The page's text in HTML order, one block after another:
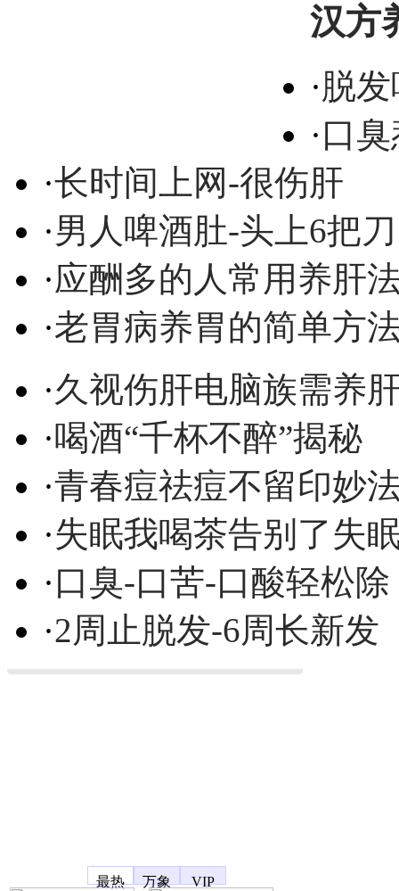
汉方
·脱
·口
·长时间上网-很伤肝
·男人啤酒肚-头上6把刀
·应酬多的人常用养肝
·老胃病养胃的简单方
·久视伤肝电脑族需养
·喝酒“千杯不醉”揭秘
·青春痘祛痘不留印妙
·失眠我喝茶告别了失
·口臭-口苦-口酸轻松除
·2周止脱发-6周长新发
最热
万象 VIP